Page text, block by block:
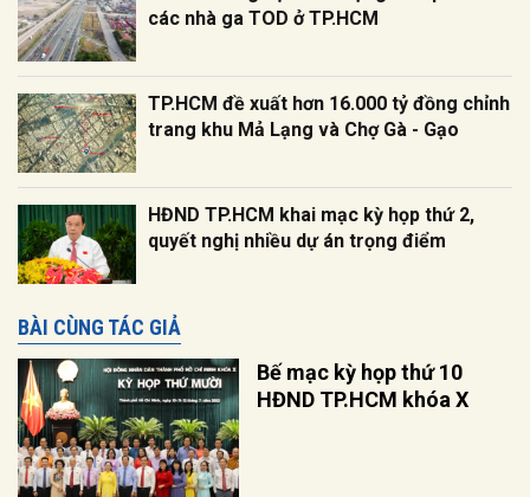
các nhà ga TOD ở TP.HCM
TP.HCM đề xuất hơn 16.000 tỷ đồng chỉnh
trang khu Mả Lạng và Chợ Gà - Gạo
HĐND TP.HCM khai mạc kỳ họp thứ 2,
quyết nghị nhiều dự án trọng điểm
BÀI CÙNG TÁC GIẢ
Bế mạc kỳ họp thứ 10
HĐND TP.HCM khóa X